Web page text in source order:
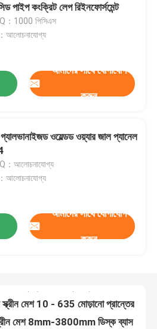
পাইপ কংক্রিট লেপ রিইনফোর্সমেন্ট
：1000 পিসিএস
আলোচনাযোগ্য
আমাদের সাথে যোগাযোগ
করুন
ওয়েল্ডড ওয়্যার জাল প্যানেল
：আলোচনাযোগ্য
আলোচনাযোগ্য
আমাদের সাথে যোগাযোগ
করুন
হালকা ইস্পাত ধাতু পরিবাহক বেল্ট শক্তিশালী SS চেইন লিঙ্ক পরিবাহক বেল্ট
মেটাল পরিবাহক বেল্ট স্ব-সহায়ক কাঠামো